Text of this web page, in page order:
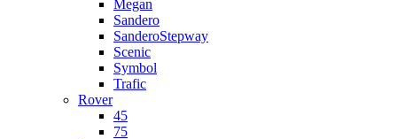
Megan
Sandero
SanderoStepway
Scenic
Symbol
Trafic
Rover
45
75